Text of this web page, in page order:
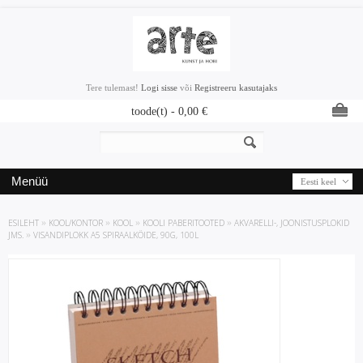
Tere tulemast! Logi sisse või Registreeru kasutajaks
toode(t) - 0,00€
Eesti keel
Menüü
ESILEHT » KOOL/KONTOR » KOOL » KOOLI PABERITOOTED » AKVARELLI-, JOONISTUSPLOKID
JMS. » VISANDIPLOKK A5 SPIRAALKÖIDE, 90G, 100L